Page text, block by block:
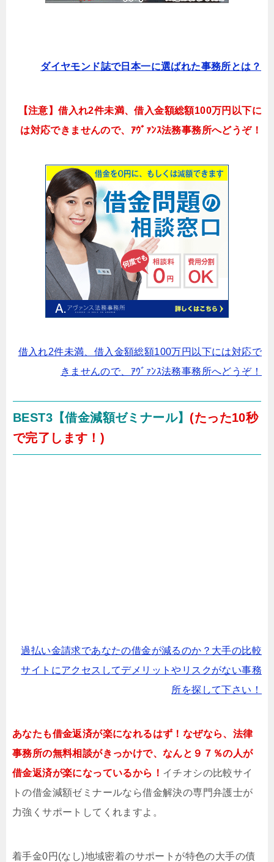
ダイヤモンド誌で日本一に選ばれた事務所とは？
【注意】借入れ2件未満、借入金額総額100万円以下に
は対応できませんので、ｱｳﾞｧﾝｽ法務事務所へどうぞ！
借入れ2件未満、借入金額総額100万円以下には対応で
きませんので、ｱｳﾞｧﾝｽ法務事務所へどうぞ！
BEST3 【借金減額ゼミナール】 (たった10秒
で完了します！)
過払い金請求であなたの借金が減るのか？大手の比較
サイトにアクセスしてデメリットやリスクがない事務
所を探して下さい！
あなたも借金返済が楽になれるはず！なぜなら、法律
事務所の無料相談がきっかけで、なんと９７％の人が
借金返済が楽になっているから！ イチオシの比較サイ
トの借金減額ゼミナールなら借金解決の専門弁護士が
力強くサポートしてくれますよ。
着手金0円(なし)地域密着のサポートが特色の大手の債